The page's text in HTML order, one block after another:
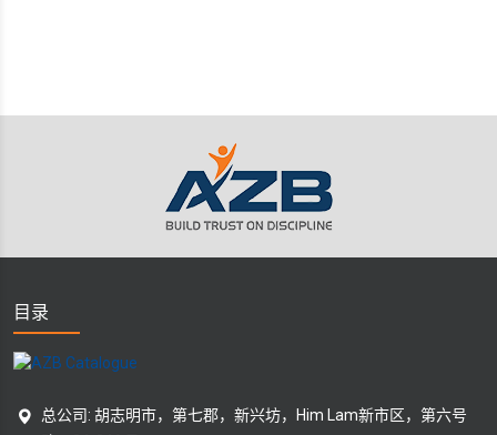
目录
总公司: 胡志明市，第七郡，新兴坊，Him Lam新市区，第六号